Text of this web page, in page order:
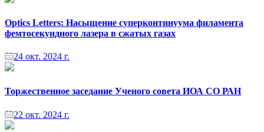
Optics Letters: Насыщение суперконтинуума филамента
фемтосекундного лазера в сжатых газах
24 окт. 2024 г.
Торжественное заседание Ученого совета ИОА СО РАН
22 окт. 2024 г.